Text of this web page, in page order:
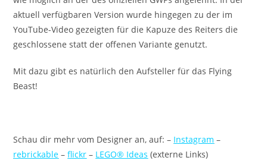
aktuell verfügbaren Version wurde hingegen zu der im
YouTube-Video gezeigten für die Kapuze des Reiters die
geschlossene statt der offenen Variante genutzt.
Mit dazu gibt es natürlich den Aufsteller für das Flying
Beast!
Schau dir mehr vom Designer an, auf: – Instagram –
rebrickable –flickr – LEGO® Ideas (externe Links)